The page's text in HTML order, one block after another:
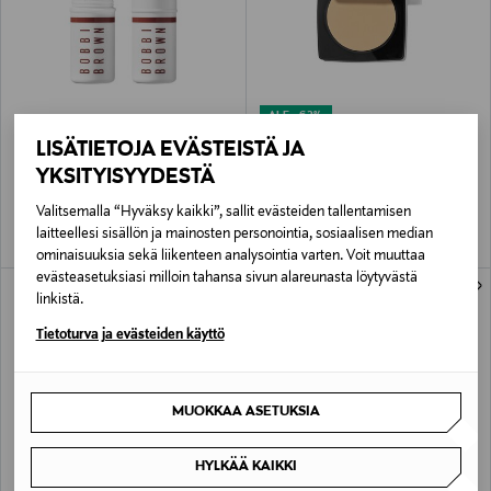
LISÄTIETOJA EVÄSTEISTÄ JA
YKSITYISYYDESTÄ
Valitsemalla “Hyväksy kaikki”, sallit evästeiden tallentamisen
laitteellesi sisällön ja mainosten personointia, sosiaalisen median
ominaisuuksia sekä liikenteen analysointia varten. Voit muuttaa
evästeasetuksiasi milloin tahansa sivun alareunasta löytyvästä
linkistä.
Tietoturva ja evästeiden käyttö
MUOKKAA ASETUKSIA
HYLKÄÄ KAIKKI
BOBBI BROWN
Skin Enhancer Multi-Stick -
meikkipuikko
ALE –62%
BOBBI BROWN
Sheer Finish Pressed Powder -